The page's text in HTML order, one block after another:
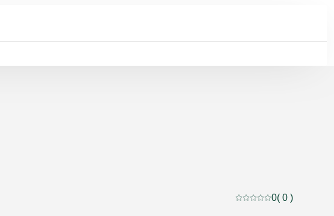
Current rating: 0 out of
0( 0 )